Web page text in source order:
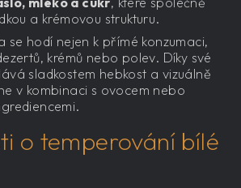
a krémovou strukturu.
se hodí nejen k přímé konzumaci,
krémů nebo polev. Díky své
sladkostem hebkost a vizuálně
v kombinaci s ovocem nebo
o temperování bílé